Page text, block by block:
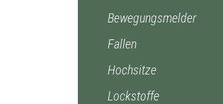
Bewegungsmelder
Fallen
Hochsitze
Lockstoffe